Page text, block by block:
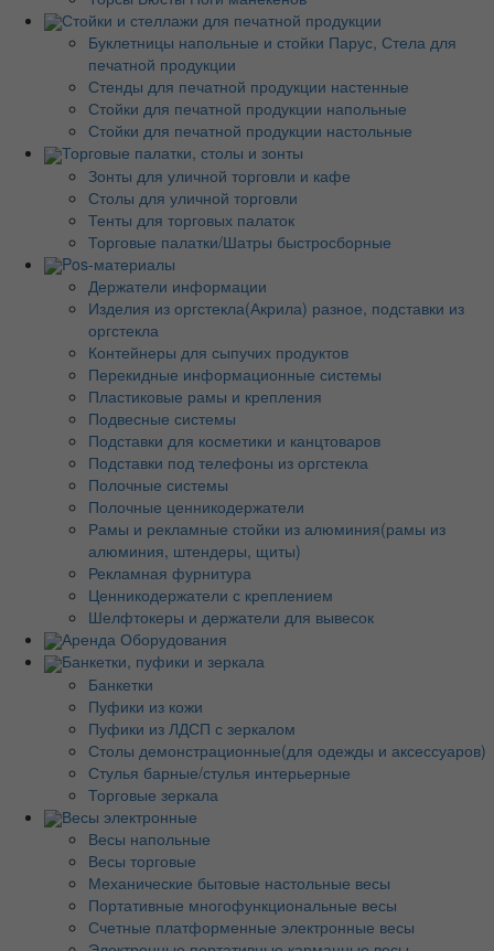
Стойки и стеллажи для печатной продукции
Буклетницы напольные и стойки Парус, Стела для
печатной продукции
Стенды для печатной продукции настенные
Стойки для печатной продукции напольные
Стойки для печатной продукции настольные
Торговые палатки, столы и зонты
Зонты для уличной торговли и кафе
Столы для уличной торговли
Тенты для торговых палаток
Торговые палатки/Шатры быстросборные
Pos-материалы
Держатели информации
Изделия из оргстекла(Акрила) разное, подставки из
оргстекла
Контейнеры для сыпучих продуктов
Перекидные информационные системы
Пластиковые рамы и крепления
Подвесные системы
Подставки для косметики и канцтоваров
Подставки под телефоны из оргстекла
Полочные системы
Полочные ценникодержатели
Рамы и рекламные стойки из алюминия(рамы из
алюминия, штендеры, щиты)
Рекламная фурнитура
Ценникодержатели с креплением
Шелфтокеры и держатели для вывесок
Аренда Оборудования
Банкетки, пуфики и зеркала
Банкетки
Пуфики из кожи
Пуфики из ЛДСП с зеркалом
Столы демонстрационные(для одежды и аксессуаров)
Стулья барные/стулья интерьерные
Торговые зеркала
Весы электронные
Весы напольные
Весы торговые
Механические бытовые настольные весы
Портативные многофункциональные весы
Счетные платформенные электронные весы